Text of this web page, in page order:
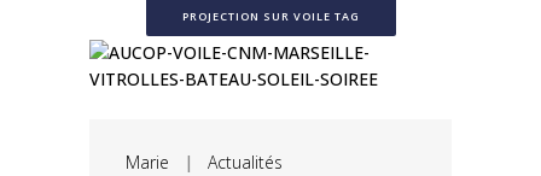
PROJECTION SUR VOILE TAG
Marie | Actualités